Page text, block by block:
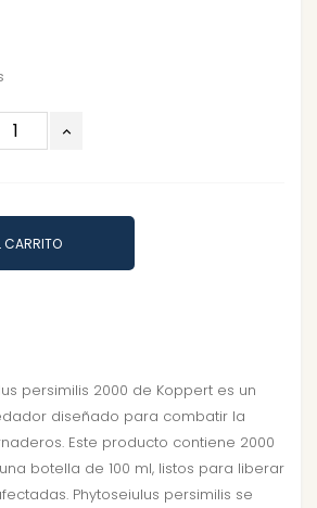
CARRITO
persimilis 2000 de Koppert es un
diseñado para combatir la
Este producto contiene 2000
botella de 100 ml, listos para liberar
Phytoseiulus persimilis se